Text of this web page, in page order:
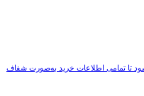
تا تمامی اطلاعات خرید به‌صورت شفاف